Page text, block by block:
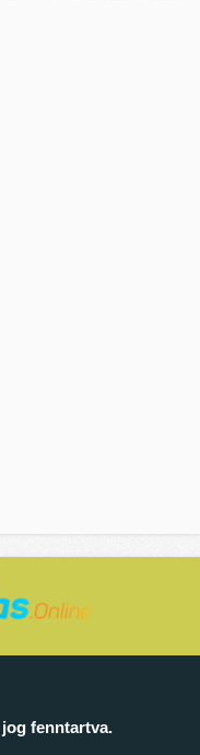
jog fenntartva.